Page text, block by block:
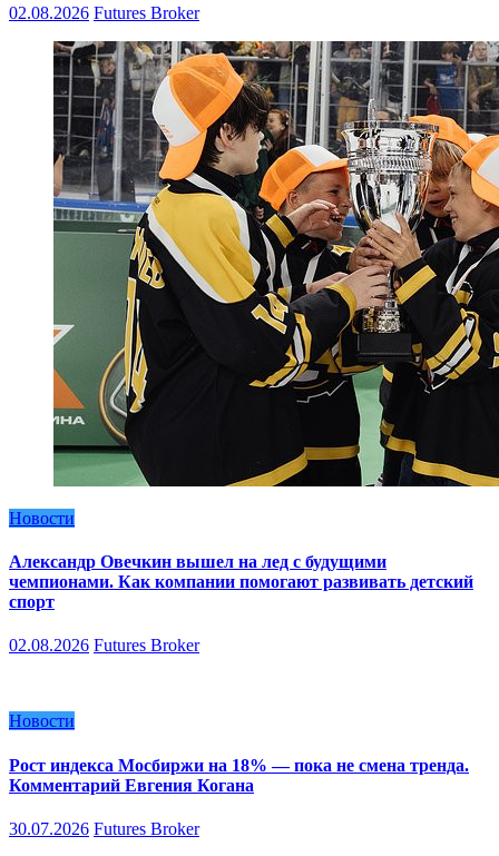
02.08.2026 Futures Broker
Новости
Александр Овечкин вышел на лед с будущими
чемпионами. Как компании помогают развивать детский
спорт
02.08.2026 Futures Broker
Новости
Рост индекса Мосбиржи на 18% — пока не смена тренда.
Комментарий Евгения Когана
30.07.2026 Futures Broker